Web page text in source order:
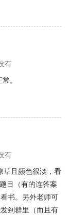
有
。
有
草且颜色很淡，看
目（有的连答案
书。另外老师可
到群里（而且有